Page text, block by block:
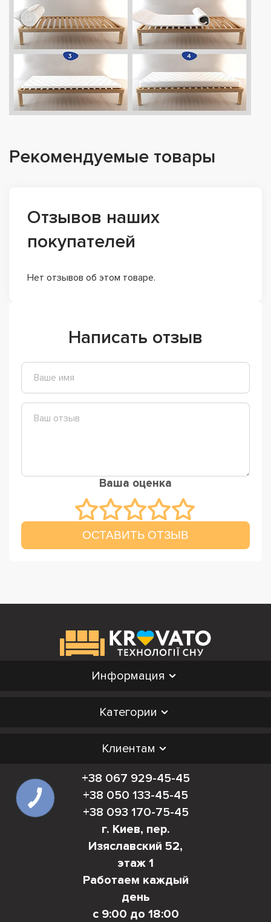
Рекомендуемые товары
Отзывов наших
покупателей
Нет отзывов об этом товаре.
Написать отзыв
Ваша оценка
ОСТАВИТЬ ОТЗЫВ
Информация
Категории
Клиентам
+38 067 929-45-45
+38 050 133-45-45
+38 093 170-75-45
г. Киев, пер.
Изяславский 52,
этаж 1
Работаем каждый
день
с 9:00 до 18:00